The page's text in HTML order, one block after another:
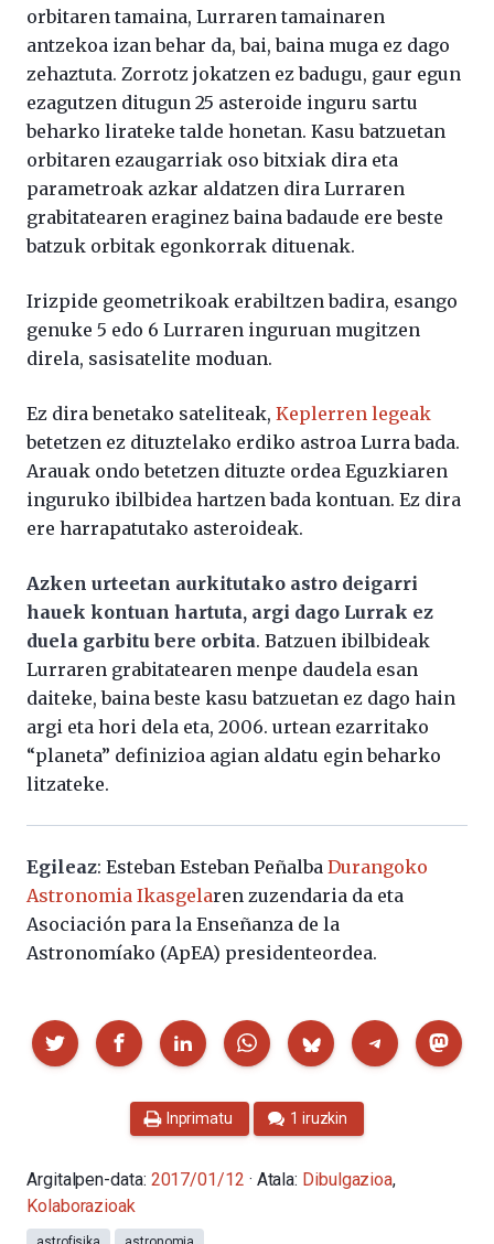
orbitaren tamaina, Lurraren tamainaren
antzekoa izan behar da, bai, baina muga ez dago
zehaztuta. Zorrotz jokatzen ez badugu, gaur egun
ezagutzen ditugun 25 asteroide inguru sartu
beharko lirateke talde honetan. Kasu batzuetan
orbitaren ezaugarriak oso bitxiak dira eta
parametroak azkar aldatzen dira Lurraren
grabitatearen eraginez baina badaude ere beste
batzuk orbitak egonkorrak dituenak.
Irizpide geometrikoak erabiltzen badira, esango
genuke 5 edo 6 Lurraren inguruan mugitzen
direla, sasisatelite moduan.
Ez dira benetako sateliteak, Keplerren legeak
betetzen ez dituztelako erdiko astroa Lurra bada.
Arauak ondo betetzen dituzte ordea Eguzkiaren
inguruko ibilbidea hartzen bada kontuan. Ez dira
ere harrapatutako asteroideak.
Azken urteetan aurkitutako astro deigarri
hauek kontuan hartuta, argi dago Lurrak ez
duela garbitu bere orbita. Batzuen ibilbideak
Lurraren grabitatearen menpe daudela esan
daiteke, baina beste kasu batzuetan ez dago hain
argi eta hori dela eta, 2006. urtean ezarritako
“planeta” definizioa agian aldatu egin beharko
litzateke.
Egileaz: Esteban Esteban Peñalba Durangoko
Astronomia Ikasgelaren zuzendaria da eta
Asociación para la Enseñanza de la
Astronomíako (ApEA) presidenteordea.
Partekatu
Inprimatu 1 iruzkin
Argitalpen-data: 2017/01/12 · Atala: Dibulgazioa,
Kolaborazioak